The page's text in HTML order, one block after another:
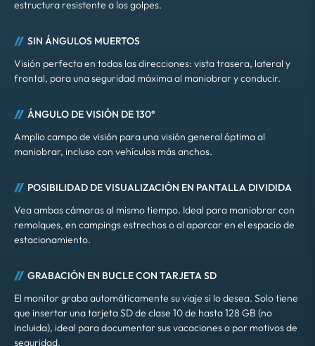
estructura resistente a los golpes.
SIN ÁNGULOS MUERTOS
Visión perfecta en todas las direcciones: vista trasera, lateral y
frontal, para una seguridad máxima al maniobrar y conducir.
ÁNGULO DE VISIÓN DE 130°
Amplio campo de visión para una visión general óptima al
maniobrar, incluso con vehículos más anchos.
POSIBILIDAD DE VISUALIZACIÓN EN PANTALLA DIVIDIDA
Vea ambas cámaras al mismo tiempo. Ideal para maniobrar con
remolques, en campings estrechos o al aparcar en el espacio de
estacionamiento.
GRABACIÓN EN BUCLE CON TARJETA SD
El monitor graba automáticamente su viaje si lo desea. Solo tiene
que insertar una tarjeta SD de clase 10 de hasta 128 GB (no
incluida), ideal para documentar sus vacaciones o por motivos de
seguridad.